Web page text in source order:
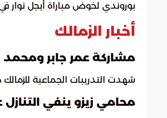
بوروندي لخوض مباراة أيجل نوار
أخبار الزمالك
مشاركة عمر جابر ومحمد
شهدت التدريبات الجماعية
محامي زيزو ينفي